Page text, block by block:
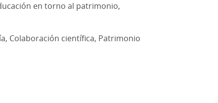
en torno al patrimonio,
Colaboración científica Patrimonio